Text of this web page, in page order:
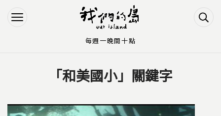
Jump to Navigation
Jump to Main content
「和美國小」關鍵字
每週一晚間十點